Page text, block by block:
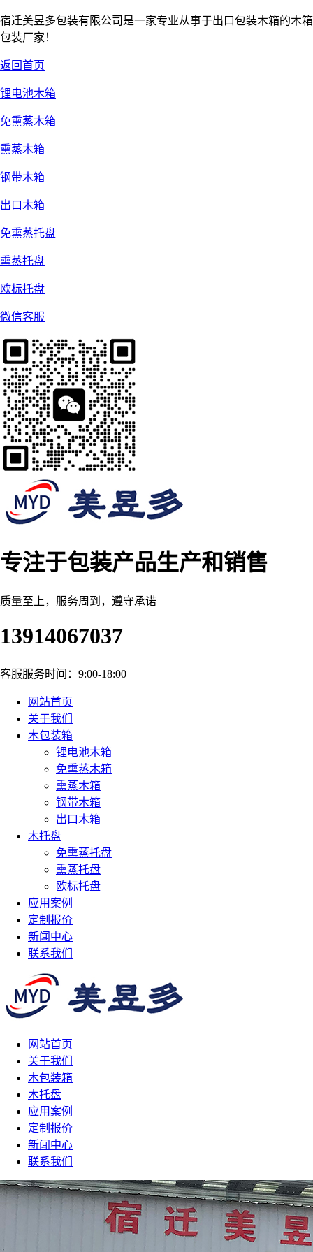
宿迁美昱多包装有限公司是一家专业从事于出口包装木箱的木箱
包装厂家！
返回首页
锂电池木箱
免熏蒸木箱
熏蒸木箱
钢带木箱
出口木箱
免熏蒸托盘
熏蒸托盘
欧标托盘
微信客服
专注于包装产品生产和销售
质量至上，服务周到，遵守承诺
13914067037
客服服务时间：9:00-18:00
网站首页
关于我们
木包装箱
锂电池木箱
免熏蒸木箱
熏蒸木箱
钢带木箱
出口木箱
木托盘
免熏蒸托盘
熏蒸托盘
欧标托盘
应用案例
定制报价
新闻中心
联系我们
网站首页
关于我们
木包装箱
木托盘
应用案例
定制报价
新闻中心
联系我们